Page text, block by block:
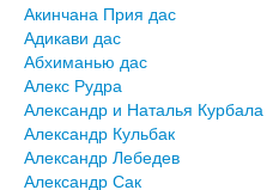
Акинчана Прия дас
Адикави дас
Абхиманью дас
Алекс Рудра
Александр и Наталья Курбала
Александр Кульбак
Александр Лебедев
Александр Сак